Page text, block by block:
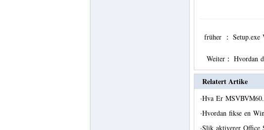
früher ：
Weiter： Hvordan
Relatert Artike
·Hva Er
·Hvordan fikse en
·Slik aktiverer Office